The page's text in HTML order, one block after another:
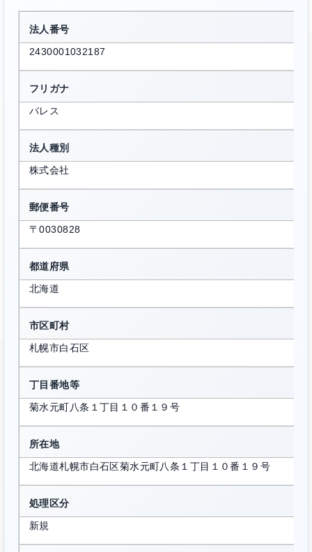
法人番号
2430001032187
フリガナ
バレス
法人種別
株式会社
郵便番号
〒0030828
都道府県
北海道
市区町村
札幌市白石区
丁目番地等
菊水元町八条１丁目１０番１９号
所在地
北海道札幌市白石区菊水元町八条１丁目１０番１９号
処理区分
新規